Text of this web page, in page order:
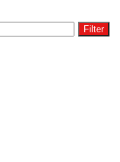
Filter